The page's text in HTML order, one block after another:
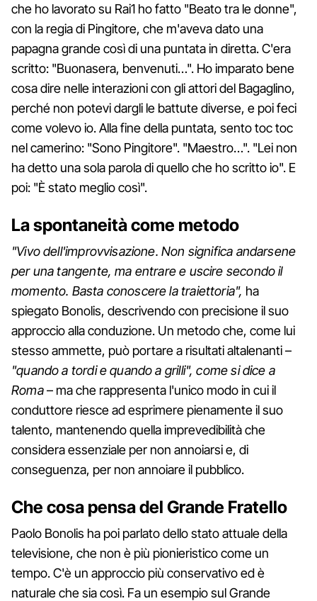
che ho lavorato su Rai1 ho fatto "Beato tra le donne",
con la regia di Pingitore, che m'aveva dato una
papagna grande così di una puntata in diretta. C'era
scritto: "Buonasera, benvenuti…". Ho imparato bene
cosa dire nelle interazioni con gli attori del Bagaglino,
perché non potevi dargli le battute diverse, e poi feci
come volevo io. Alla fine della puntata, sento toc toc
nel camerino: "Sono Pingitore". "Maestro…". "Lei non
ha detto una sola parola di quello che ho scritto io". E
poi: "È stato meglio così".
La spontaneità come metodo
"Vivo dell'improvvisazione. Non significa andarsene
per una tangente, ma entrare e uscire secondo il
momento. Basta conoscere la traiettoria", ha
spiegato Bonolis, descrivendo con precisione il suo
approccio alla conduzione. Un metodo che, come lui
stesso ammette, può portare a risultati altalenanti –
"quando a tordi e quando a grilli", come si dice a
Roma– ma che rappresenta l'unico modo in cui il
conduttore riesce ad esprimere pienamente il suo
talento, mantenendo quella imprevedibilità che
considera essenziale per non annoiarsi e, di
conseguenza, per non annoiare il pubblico.
Che cosa pensa del Grande Fratello
Paolo Bonolis ha poi parlato dello stato attuale della
televisione, che non è più pionieristico come un
tempo. C'è un approccio più conservativo ed è
naturale che sia così. Fa un esempio sul Grande